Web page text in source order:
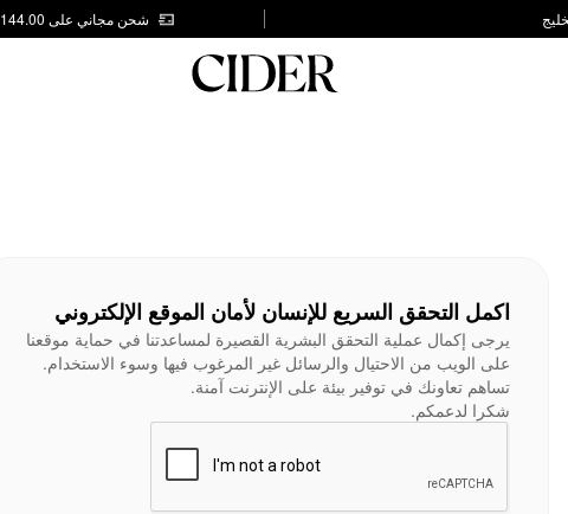
شحن مجاني على AED 144.00
اكمل التحقق السريع للإنسان لأمان الموقع الإلكتروني
يرجى إكمال عملية التحقق البشرية القصيرة لمساعدتنا في حماية موقعنا
على الويب من الاحتيال والرسائل غير المرغوب فيها وسوء الاستخدام.
تساهم تعاونك في توفير بيئة على الإنترنت آمنة.
شكرا لدعمكم.